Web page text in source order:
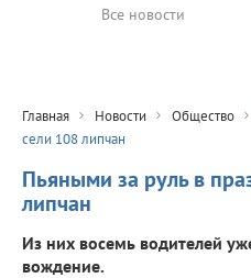
Все новости
Главная Новости Общество
сели 108 липчан
Пьяными за руль в
липчан
Из них восемь водителей
вождение.